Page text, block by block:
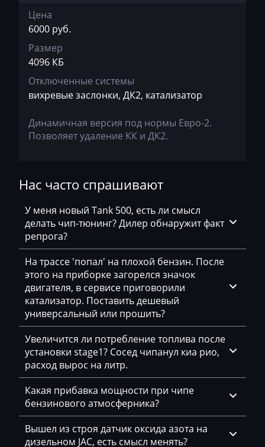
Chevrolet
Chrysler
Citroen
Claas
Comacchio
Dacia
DAF
Daihatsu
Dammann
Derways
Deutz
Dewulf
Dieci
Dodge
Dongfeng
Doosan
Siemens PCR2.1
Siemens PPD1.1-1.5
Simos 10xx
Simos 12xx
Simos 16
Simos 18xx
Simos 7xx
Simos 8xx
Цена
6000 руб.
Размер
4096 КБ
Отключенные системы
вихревые заслонки, ДК2, катализатор
Динамичная версия под нормы Евро-2.
Позволяет удаление КК и ДК2.
Нас часто спрашивают
У меня новый Tank 500, есть ли смысл
делать чип-тюнинг? Дилер обнаружит факт
репрога?
На трассе 'попал' на плохой бензин. После
этого на приборке загорелся значок
двигателя, в сервисе приговорили
катализатор. Поставить дешевый
универсальный или прошить?
Увеличится ли потребление топлива после
установки stage1? Сосед чипанул киа рио,
расход вырос на литр.
Какая прибавка мощности при чипе
бензинового атмосферника?
Вышел из строя датчик оксида азота на
дизельном JAC, есть смысл менять?